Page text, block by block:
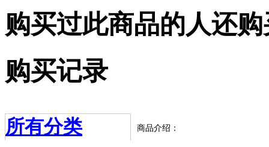
购买过此商品的人还
购买记录
所有分类 商品介绍：